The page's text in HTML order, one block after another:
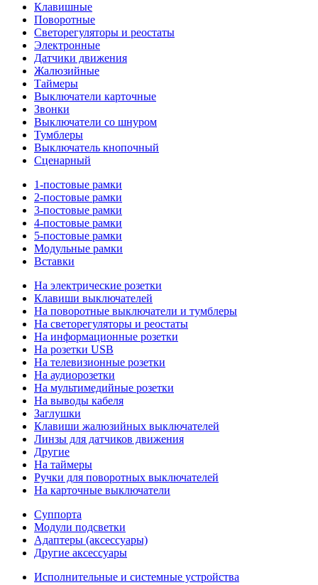
Клавишные
Поворотные
Светорегуляторы и реостаты
Электронные
Датчики движения
Жалюзийные
Таймеры
Выключатели карточные
Звонки
Выключатели со шнуром
Тумблеры
Выключатель кнопочный
Сценарный
1-постовые рамки
2-постовые рамки
3-постовые рамки
4-постовые рамки
5-постовые рамки
Модульные рамки
Вставки
На электрические розетки
Клавиши выключателей
На поворотные выключатели и тумблеры
На светорегуляторы и реостаты
На информационные розетки
На розетки USB
На телевизионные розетки
На аудиорозетки
На мультимедийные розетки
На выводы кабеля
Заглушки
Клавиши жалюзийных выключателей
Линзы для датчиков движения
Другие
На таймеры
Ручки для поворотных выключателей
На карточные выключатели
Суппорта
Модули подсветки
Адаптеры (аксессуары)
Другие аксессуары
Исполнительные и системные устройства